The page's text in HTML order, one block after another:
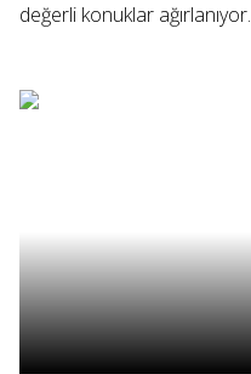
değerli konuklar ağırlanıyor.